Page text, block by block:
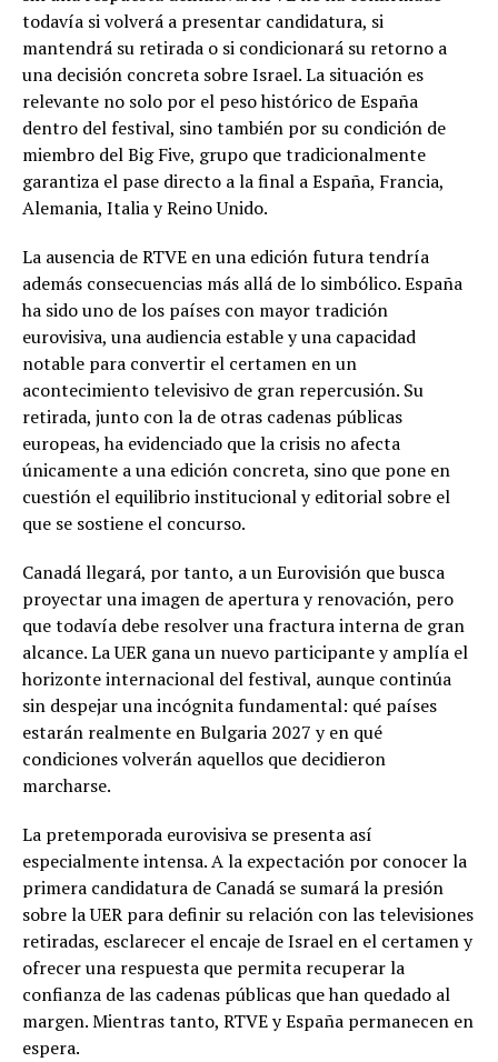
todavía si volverá a presentar candidatura, si
mantendrá su retirada o si condicionará su retorno a
una decisión concreta sobre Israel. La situación es
relevante no solo por el peso histórico de España
dentro del festival, sino también por su condición de
miembro del Big Five, grupo que tradicionalmente
garantiza el pase directo a la final a España, Francia,
Alemania, Italia y Reino Unido.
La ausencia de RTVE en una edición futura tendría
además consecuencias más allá de lo simbólico. España
ha sido uno de los países con mayor tradición
eurovisiva, una audiencia estable y una capacidad
notable para convertir el certamen en un
acontecimiento televisivo de gran repercusión. Su
retirada, junto con la de otras cadenas públicas
europeas, ha evidenciado que la crisis no afecta
únicamente a una edición concreta, sino que pone en
cuestión el equilibrio institucional y editorial sobre el
que se sostiene el concurso.
Canadá llegará, por tanto, a un Eurovisión que busca
proyectar una imagen de apertura y renovación, pero
que todavía debe resolver una fractura interna de gran
alcance. La UER gana un nuevo participante y amplía el
horizonte internacional del festival, aunque continúa
sin despejar una incógnita fundamental: qué países
estarán realmente en Bulgaria 2027 y en qué
condiciones volverán aquellos que decidieron
marcharse.
La pretemporada eurovisiva se presenta así
especialmente intensa. A la expectación por conocer la
primera candidatura de Canadá se sumará la presión
sobre la UER para definir su relación con las televisiones
retiradas, esclarecer el encaje de Israel en el certamen y
ofrecer una respuesta que permita recuperar la
confianza de las cadenas públicas que han quedado al
margen. Mientras tanto, RTVE y España permanecen en
espera.